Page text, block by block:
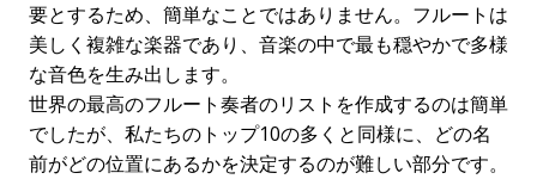
要とするため、簡単なことではありません。フルートは
美しく複雑な楽器であり、音楽の中で最も穏やかで多様
な音色を生み出します。
世界の最高のフルート奏者のリストを作成するのは簡単
でしたが、私たちのトップ10の多くと同様に、どの名
前がどの位置にあるかを決定するのが難しい部分です。